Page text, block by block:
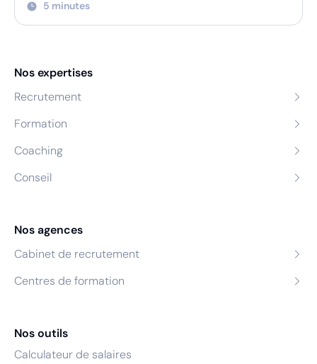
5 minutes
Nos expertises
Recrutement
Formation
Coaching
Conseil
Nos agences
Cabinet de recrutement
Centres de formation
Nos outils
Calculateur de salaires